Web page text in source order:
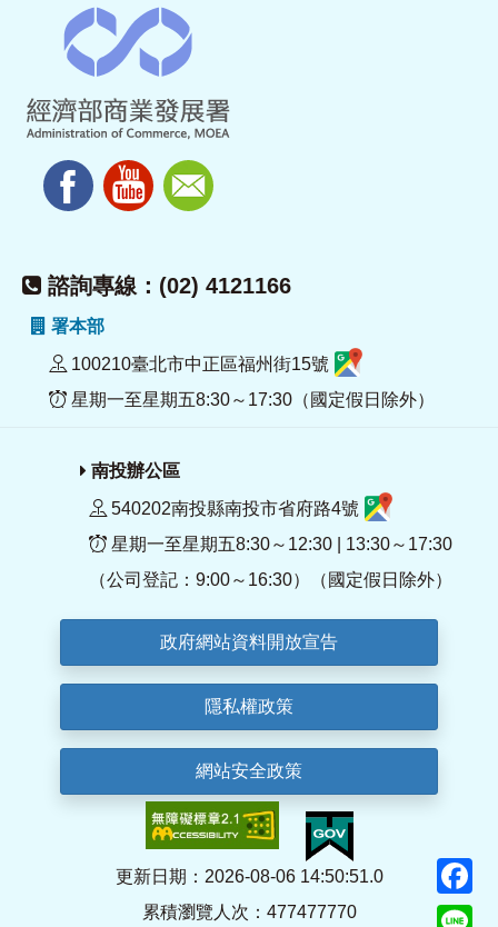
諮詢專線：(02) 4121166
署本部
100210臺北市中正區福州街15號
星期一至星期五8:30～17:30（國定假日除外）
南投辦公區
540202南投縣南投市省府路4號
星期一至星期五8:30～12:30 | 13:30～17:30
（公司登記：9:00～16:30）（國定假日除外）
政府網站資料開放宣告
隱私權政策
網站安全政策
更新日期：2026-08-06 14:50:51.0
累積瀏覽人次：477477770